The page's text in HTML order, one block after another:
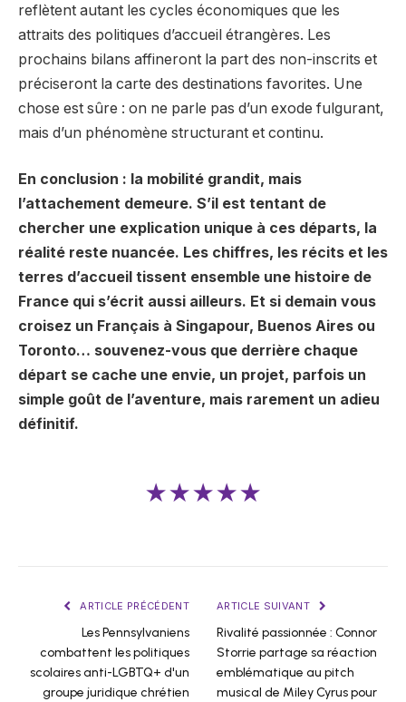
reflètent autant les cycles économiques que les
attraits des politiques d’accueil étrangères. Les
prochains bilans affineront la part des non-inscrits et
préciseront la carte des destinations favorites. Une
chose est sûre : on ne parle pas d’un exode fulgurant,
mais d’un phénomène structurant et continu.
En conclusion : la mobilité grandit, mais
l’attachement demeure. S’il est tentant de
chercher une explication unique à ces départs, la
réalité reste nuancée. Les chiffres, les récits et les
terres d’accueil tissent ensemble une histoire de
France qui s’écrit aussi ailleurs. Et si demain vous
croisez un Français à Singapour, Buenos Aires ou
Toronto… souvenez-vous que derrière chaque
départ se cache une envie, un projet, parfois un
simple goût de l’aventure, mais rarement un adieu
définitif.
★★★★★
ARTICLE PRÉCÉDENT
Les Pennsylvaniens
combattent les politiques
scolaires anti-LGBTQ+ d'un
groupe juridique chrétien
ARTICLE SUIVANT
Rivalité passionnée : Connor
Storrie partage sa réaction
emblématique au pitch
musical de Miley Cyrus pour